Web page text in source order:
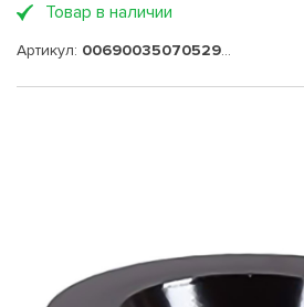
Товар в наличии
Артикул: 006900350705295-20